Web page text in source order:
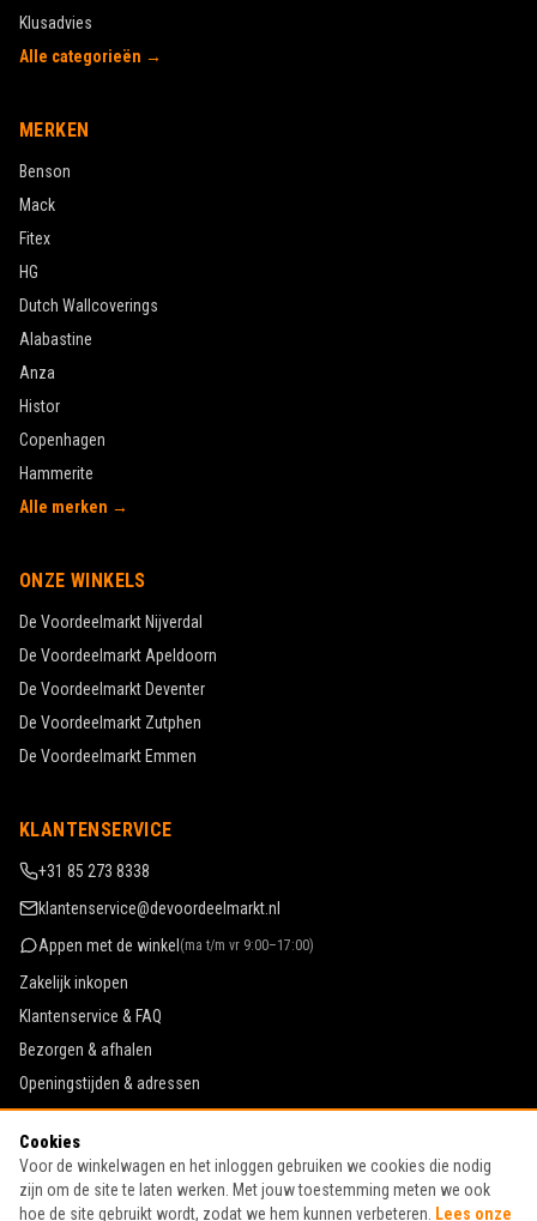
Klusadvies
Alle categorieën →
MERKEN
Benson
Mack
Fitex
HG
Dutch Wallcoverings
Alabastine
Anza
Histor
Copenhagen
Hammerite
Alle merken →
ONZE WINKELS
De Voordeelmarkt Nijverdal
De Voordeelmarkt Apeldoorn
De Voordeelmarkt Deventer
De Voordeelmarkt Zutphen
De Voordeelmarkt Emmen
KLANTENSERVICE
+31 85 273 8338
klantenservice@devoordeelmarkt.nl
Appen met de winkel (ma t/m vr 9:00–17:00)
Zakelijk inkopen
Klantenservice & FAQ
Bezorgen & afhalen
Openingstijden & adressen
Werken bij De Voordeelmarkt
Algemene voorwaarden
Privacy & cookies
Cookies
Voor de winkelwagen en het inloggen gebruiken we cookies die nodig
zijn om de site te laten werken. Met jouw toestemming meten we ook
hoe de site gebruikt wordt, zodat we hem kunnen verbeteren.
Lees onze